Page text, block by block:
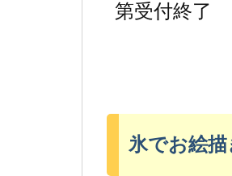
第受付終了
氷でお絵描